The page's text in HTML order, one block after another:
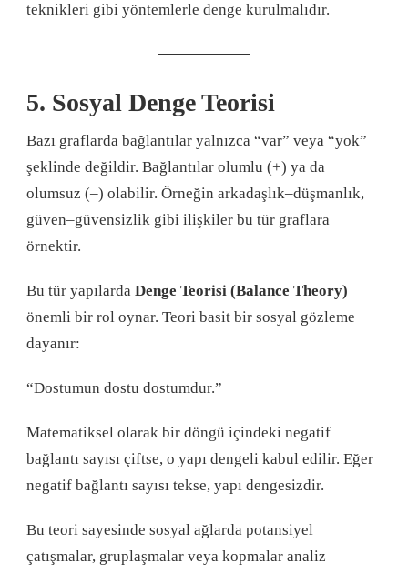
teknikleri gibi yöntemlerle denge kurulmalıdır.
5. Sosyal Denge Teorisi
Bazı graflarda bağlantılar yalnızca “var” veya “yok”
şeklinde değildir. Bağlantılar olumlu (+) ya da
olumsuz (–) olabilir. Örneğin arkadaşlık–düşmanlık,
güven–güvensizlik gibi ilişkiler bu tür graflara
örnektir.
Bu tür yapılarda Denge Teorisi (Balance Theory)
önemli bir rol oynar. Teori basit bir sosyal gözleme
dayanır:
“Dostumun dostu dostumdur.”
Matematiksel olarak bir döngü içindeki negatif
bağlantı sayısı çiftse, o yapı dengeli kabul edilir. Eğer
negatif bağlantı sayısı tekse, yapı dengesizdir.
Bu teori sayesinde sosyal ağlarda potansiyel
çatışmalar, gruplaşmalar veya kopmalar analiz